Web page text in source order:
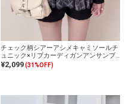
チェック柄シアーアシメキャミソールチ
ュニック×リブカーディガンアンサンブ
ル
¥2,099(31%OFF)